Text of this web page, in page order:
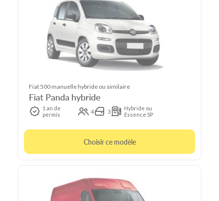
Fiat 500 manuelle hybride ou similaire
Fiat Panda hybride
1 an de
permis
4 3
Hybride ou
Essence SP
Choisir ce modèle